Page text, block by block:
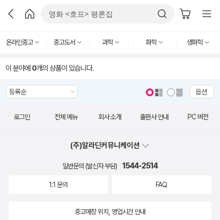
온라인중고 중고도서 과학 화학 생화학
이 분야에 0개의 상품이 있습니다.
옵션
로그인 전체 메뉴 회사 소개 출판사 안내 PC 버전
(주)알라딘커뮤니케이션
일반문의 (발신자 부담) 1544-2514
1:1 문의 FAQ
중고매장 위치, 영업시간 안내